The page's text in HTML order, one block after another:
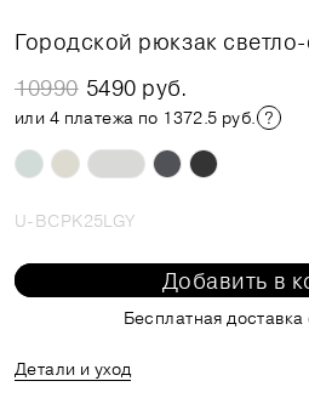
Городской рюкзак
10990 5490 руб.
или 4 платежа по 1372.5 руб.
U-BCPK25LGY
Добавить в
Бесплатная доставка
Детали и уход